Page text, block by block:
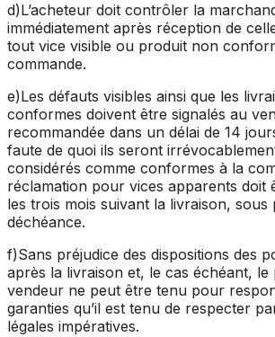
d)L’acheteur doit contrôler la
immédiatement après réception de
tout vice visible ou produit non
commande.
e)Les défauts visibles ainsi que les
conformes doivent être signalés au
recommandée dans un délai de 14
faute de quoi ils seront
considérés comme conformes à la
réclamation pour vices apparents doit
les trois mois suivant la livraison, sous
déchéance.
f)Sans préjudice des dispositions des
après la livraison et, le cas échéant, le
vendeur ne peut être tenu pour
garanties qu’il est tenu de respecter
légales impératives.